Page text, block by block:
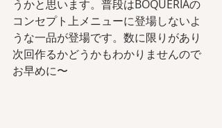
うかと思います。普段はBOQUERIAの
コンセプト上メニューに登場しないよ
うな一品が登場です。数に限りがあり
次回作るかどうかもわかりませんので
お早めに〜